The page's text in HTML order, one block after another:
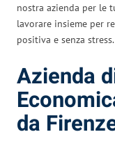
nostra azienda per le
lavorare insieme per
positiva e senza stress.
Azienda
da